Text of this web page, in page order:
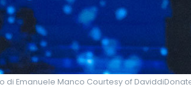
di Emanuele Manco Courtesy of